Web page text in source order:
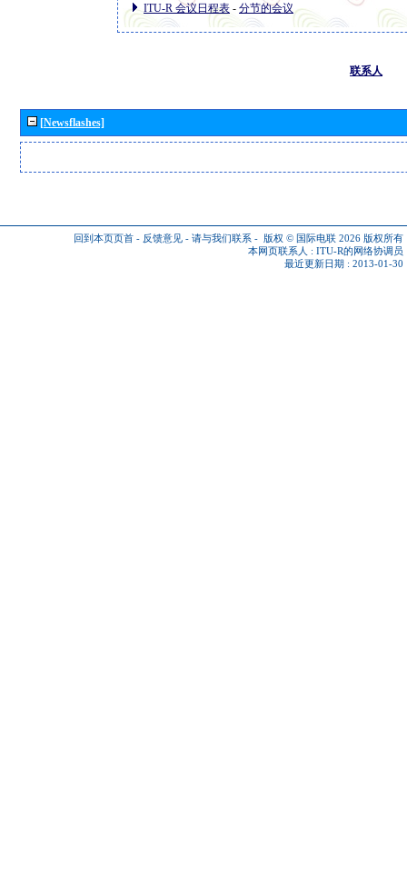
ITU-R 会议日程表 - 分节的会议
联系人
[Newsflashes]
回到本页页首 - 反馈意见 - 请与我们联系 - 版权 © 国际电联 2026 版权所有
本网页联系人 : ITU-R的网络协调员
最近更新日期 : 2013-01-30